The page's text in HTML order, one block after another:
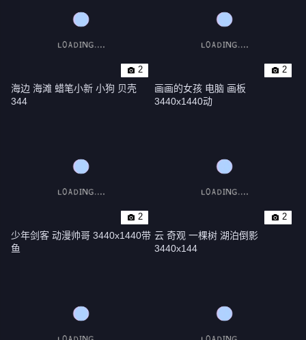
2
海边 海滩 蜡笔小新 小狗 贝壳
344
2
画画的女孩 电脑 画板
3440x1440动
2
少年剑客 动漫帅哥 3440x1440带
鱼
2
云 奇观 一棵树 湖泊倒影
3440x144